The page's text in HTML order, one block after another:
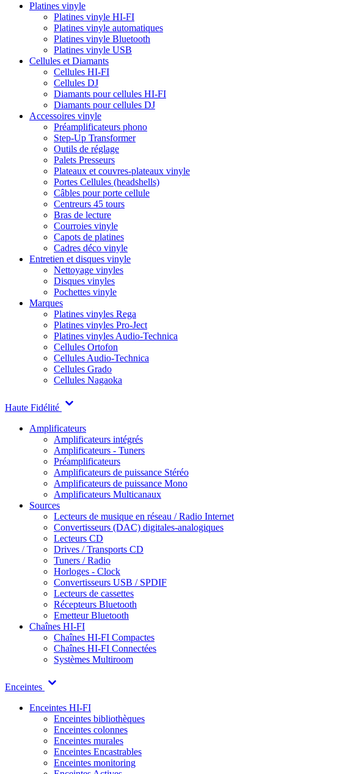
Platines vinyle
Platines vinyle HI-FI
Platines vinyle automatiques
Platines vinyle Bluetooth
Platines vinyle USB
Cellules et Diamants
Cellules HI-FI
Cellules DJ
Diamants pour cellules HI-FI
Diamants pour cellules DJ
Accessoires vinyle
Préamplificateurs phono
Step-Up Transformer
Outils de réglage
Palets Presseurs
Plateaux et couvres-plateaux vinyle
Portes Cellules (headshells)
Câbles pour porte cellule
Centreurs 45 tours
Bras de lecture
Courroies vinyle
Capots de platines
Cadres déco vinyle
Entretien et disques vinyle
Nettoyage vinyles
Disques vinyles
Pochettes vinyle
Marques
Platines vinyles Rega
Platines vinyles Pro-Ject
Platines vinyles Audio-Technica
Cellules Ortofon
Cellules Audio-Technica
Cellules Grado
Cellules Nagaoka
Haute Fidélité
Amplificateurs
Amplificateurs intégrés
Amplificateurs - Tuners
Préamplificateurs
Amplificateurs de puissance Stéréo
Amplificateurs de puissance Mono
Amplificateurs Multicanaux
Sources
Lecteurs de musique en réseau / Radio Internet
Convertisseurs (DAC) digitales-analogiques
Lecteurs CD
Drives / Transports CD
Tuners / Radio
Horloges - Clock
Convertisseurs USB / SPDIF
Lecteurs de cassettes
Récepteurs Bluetooth
Emetteur Bluetooth
Chaînes HI-FI
Chaînes HI-FI Compactes
Chaînes HI-FI Connectées
Systèmes Multiroom
Enceintes
Enceintes HI-FI
Enceintes bibliothèques
Enceintes colonnes
Enceintes murales
Enceintes Encastrables
Enceintes monitoring